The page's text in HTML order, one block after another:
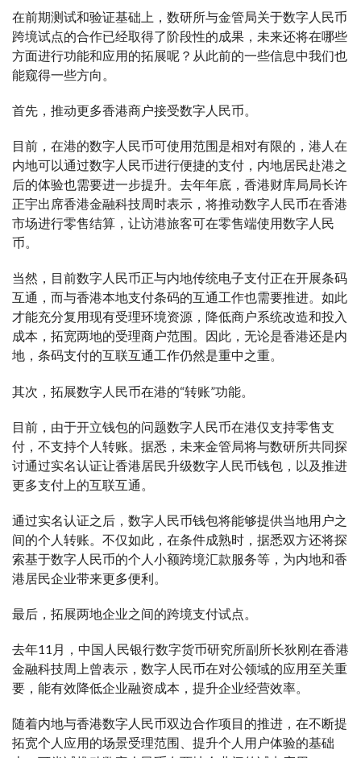
在前期测试和验证基础上，数研所与金管局关于数字人民币
跨境试点的合作已经取得了阶段性的成果，未来还将在哪些
方面进行功能和应用的拓展呢？从此前的一些信息中我们也
能窥得一些方向。
首先，推动更多香港商户接受数字人民币。
目前，在港的数字人民币可使用范围是相对有限的，港人在
内地可以通过数字人民币进行便捷的支付，内地居民赴港之
后的体验也需要进一步提升。去年年底，香港财库局局长许
正宇出席香港金融科技周时表示，将推动数字人民币在香港
市场进行零售结算，让访港旅客可在零售端使用数字人民
币。
当然，目前数字人民币正与内地传统电子支付正在开展条码
互通，而与香港本地支付条码的互通工作也需要推进。如此
才能充分复用现有受理环境资源，降低商户系统改造和投入
成本，拓宽两地的受理商户范围。因此，无论是香港还是内
地，条码支付的互联互通工作仍然是重中之重。
其次，拓展数字人民币在港的“转账”功能。
目前，由于开立钱包的问题数字人民币在港仅支持零售支
付，不支持个人转账。据悉，未来金管局将与数研所共同探
讨通过实名认证让香港居民升级数字人民币钱包，以及推进
更多支付上的互联互通。
通过实名认证之后，数字人民币钱包将能够提供当地用户之
间的个人转账。不仅如此，在条件成熟时，据悉双方还将探
索基于数字人民币的个人小额跨境汇款服务等，为内地和香
港居民企业带来更多便利。
最后，拓展两地企业之间的跨境支付试点。
去年11月，中国人民银行数字货币研究所副所长狄刚在香港
金融科技周上曾表示，数字人民币在对公领域的应用至关重
要，能有效降低企业融资成本，提升企业经营效率。
随着内地与香港数字人民币双边合作项目的推进，在不断提
拓宽个人应用的场景受理范围、提升个人用户体验的基础